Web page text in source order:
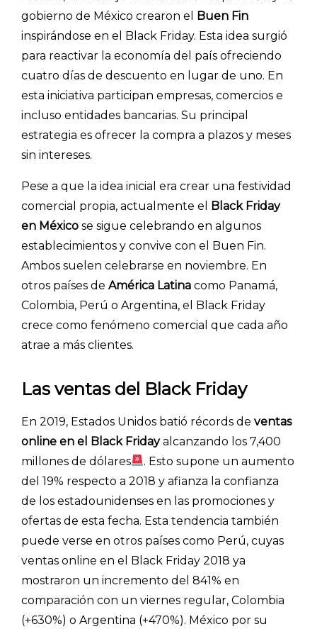
INICIO
CÓMO FUNCIONA
PLANTILLAS
PRECIOS
BLOG
ACCEDER →
gobierno de México crearon el
Buen Fin
inspirándose en el Black Friday. Esta idea surgió
para reactivar la economía del país ofreciendo
cuatro días de descuento en lugar de uno. En
esta iniciativa participan empresas, comercios e
incluso entidades bancarias. Su principal
estrategia es ofrecer la compra a plazos y meses
sin intereses.
Pese a que la idea inicial era crear una festividad
comercial propia, actualmente el
Black Friday
en México se sigue celebrando en algunos
establecimientos y convive con el Buen Fin.
Ambos suelen celebrarse en noviembre. En
otros países de América Latina como Panamá,
Colombia, Perú o Argentina, el Black Friday
crece como fenómeno comercial que cada año
atrae a más clientes.
Las ventas del Black Friday
En 2019, Estados Unidos batió récords de ventas
online en el Black Fridayalcanzando los 7,400
millones de dólares
. Esto supone un aumento
del 19% respecto a 2018 y afianza la confianza
de los estadounidenses en las promociones y
ofertas de esta fecha. Esta tendencia también
puede verse en otros países como Perú, cuyas
ventas online en el Black Friday 2018 ya
mostraron un incremento del 841% en
comparación con un viernes regular, Colombia
(+630%) o Argentina (+470%). México por su